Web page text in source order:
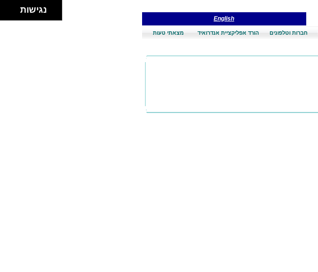
English
חברות וטלפונים הורד אפליקציית אנדרואיד מצאתי טעות
נגישות